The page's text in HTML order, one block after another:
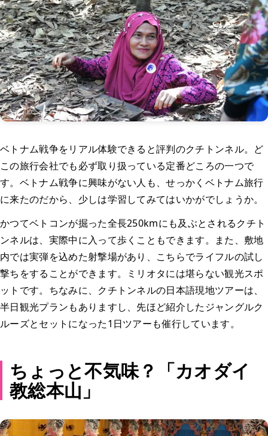
ベトナム戦争をリアル体験できると評判のクチトンネル。ど
この旅行会社でも必ず取り扱っている定番どころの一つで
す。ベトナム戦争に興味がない人も、せっかくベトナム旅行
に来たのだから、少しは学習してみてはいかがでしょうか。
かつてベトコンが掘った全長250kmにも及ぶとされるクチト
ンネルは、実際中に入って歩くこともできます。また、敷地
内では実弾を込めた射撃場があり、こちらでライフルの試し
撃ちをすることができます。ミリオタには堪らない観光スポ
ットです。ちなみに、クチトンネルの日本語現地ツアーは、
半日観光プランもありますし、先ほど紹介したジャングルク
ルーズとセットになった1日ツアーも催行しています。
ちょっと不気味？「カオダイ
教総本山」